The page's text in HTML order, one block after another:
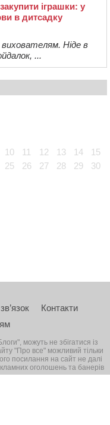
іграшки: у
в дитсадку
Ніде в
...
10 11 12 13 14
15
25 26 27 28 29
30
Контакти
можуть не збігатися із
"Про все" можливий тільки
посилання на сайт не далі
оголошень та банерів